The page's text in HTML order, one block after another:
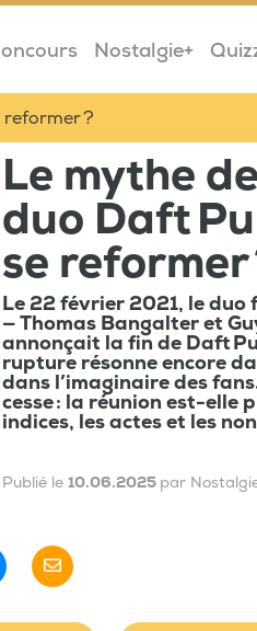
Nostalgie+
?
Le mythe
duo Daft
se reformer
Le 22 février 2021, le
— Thomas Bangalter et
annonçait la fin de Daft
rupture résonne encore
dans l’imaginaire des
cesse : la réunion est-elle
indices, les actes et les
Publié le 10.06.2025 par